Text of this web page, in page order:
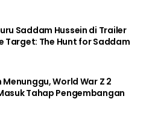
Saddam Hussein di Trailer
Target: The Hunt for Saddam
Menunggu, World War Z 2
Tahap Pengembangan